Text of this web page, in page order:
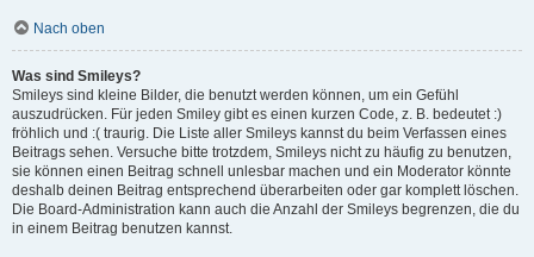
Nach oben
Was sind Smileys?
Smileys sind kleine Bilder, die benutzt werden können, um ein Gefühl
auszudrücken. Für jeden Smiley gibt es einen kurzen Code, z. B. bedeutet :)
fröhlich und :( traurig. Die Liste aller Smileys kannst du beim Verfassen eines
Beitrags sehen. Versuche bitte trotzdem, Smileys nicht zu häufig zu benutzen,
sie können einen Beitrag schnell unlesbar machen und ein Moderator könnte
deshalb deinen Beitrag entsprechend überarbeiten oder gar komplett löschen.
Die Board-Administration kann auch die Anzahl der Smileys begrenzen, die du
in einem Beitrag benutzen kannst.